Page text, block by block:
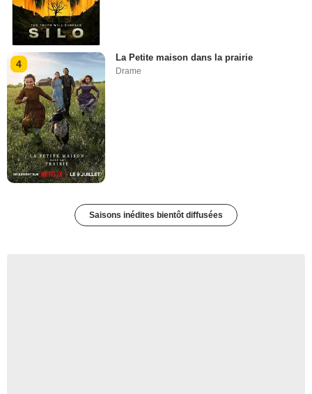
4
La Petite maison dans la prairie
Drame
Saisons inédites bientôt diffusées